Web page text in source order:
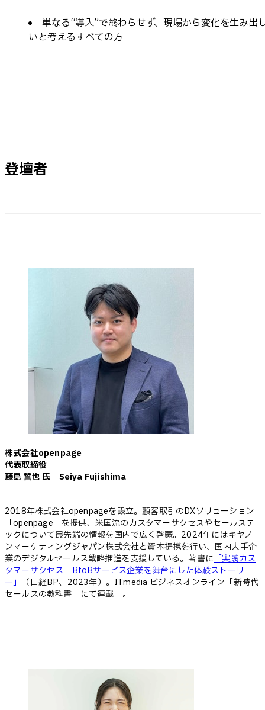
単なる“導入”で終わらせず、現場から変化を生み出
いと考えるすべての方
登壇者
株式会社openpage
代表取締役
藤島 誓也 氏 Seiya Fujishima
2018年株式会社openpageを設立。顧客取引のDXソリューション
「openpage」を提供、米国流のカスタマーサクセスやセールステ
ックについて最先端の情報を国内で広く啓蒙。2024年にはキヤノ
ンマーケティングジャパン株式会社と資本提携を行い、国内大手企
業のデジタルセールス戦略推進を支援している。著書に 「実践カス
タマーサクセス BtoBサービス企業を舞台にした体験ストーリ
ー」
（日経BP、2023年）。ITmedia ビジネスオンライン「新時代
セールスの教科書」にて連載中。